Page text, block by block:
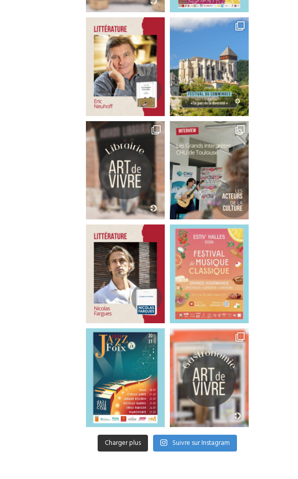
Charger plus Suivre sur Instagram